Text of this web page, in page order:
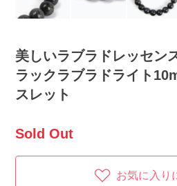
美しいラブラドレッセン
ラックラブラドライト
スレット
Sold Out
お気に入り